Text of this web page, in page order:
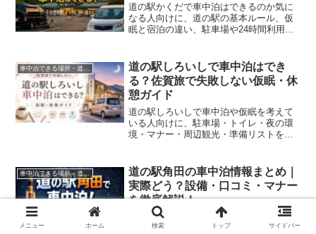
道の駅かくだで車中泊はできるのか気に
なる人向けに、道の駅の基本ルール、仮
眠と宿泊の違い、駐車場や24時間利用可
道の駅しろいしで車中泊はでき
る？佐賀旅で失敗しない仮眠・休
憩ガイド
道の駅しろいしで車中泊や仮眠を考えて
いる人向けに、駐車場・トイレ・夜の環
境・マナー・周辺観光・準備リストをわ
車中泊できる場所・道の駅
道の駅角田の車中泊情報まとめ｜
実際どう？設備・口コミ・マナー
を徹底解説！
宮城県角田市にある道の駅角田は、初心
者でも安心して車中泊ができる人気スポ
メニュー ホーム 検索 トップ サイドバー